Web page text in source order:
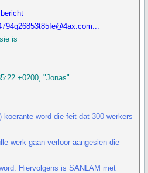
is
+0200, "Jonas"
word die feit dat 300 werkers
werk gaan verloor aangesien die
Hiervolgens is SANLAM met